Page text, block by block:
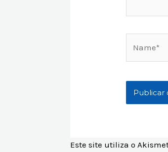
Este site utiliza o